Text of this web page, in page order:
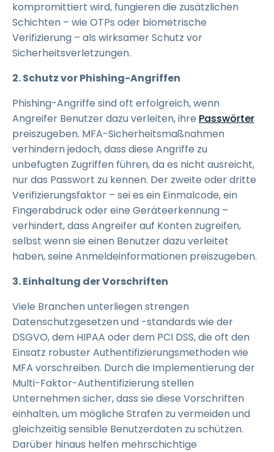
kompromittiert wird, fungieren die zusätzlichen
Schichten – wie OTPs oder biometrische
Verifizierung – als wirksamer Schutz vor
Sicherheitsverletzungen.
2. Schutz vor Phishing-Angriffen
Phishing-Angriffe sind oft erfolgreich, wenn
Angreifer Benutzer dazu verleiten, ihre Passwörter
preiszugeben. MFA-Sicherheitsmaßnahmen
verhindern jedoch, dass diese Angriffe zu
unbefugten Zugriffen führen, da es nicht ausreicht,
nur das Passwort zu kennen. Der zweite oder dritte
Verifizierungsfaktor – sei es ein Einmalcode, ein
Fingerabdruck oder eine Geräteerkennung –
verhindert, dass Angreifer auf Konten zugreifen,
selbst wenn sie einen Benutzer dazu verleitet
haben, seine Anmeldeinformationen preiszugeben.
3. Einhaltung der Vorschriften
Viele Branchen unterliegen strengen
Datenschutzgesetzen und -standards wie der
DSGVO, dem HIPAA oder dem PCI DSS, die oft den
Einsatz robuster Authentifizierungsmethoden wie
MFA vorschreiben. Durch die Implementierung der
Multi-Faktor-Authentifizierung stellen
Unternehmen sicher, dass sie diese Vorschriften
einhalten, um mögliche Strafen zu vermeiden und
gleichzeitig sensible Benutzerdaten zu schützen.
Darüber hinaus helfen mehrschichtige